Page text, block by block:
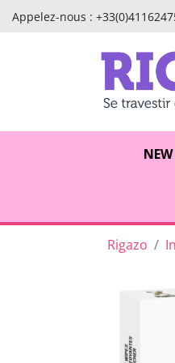
Appelez-nous :
NEW
Rigazo